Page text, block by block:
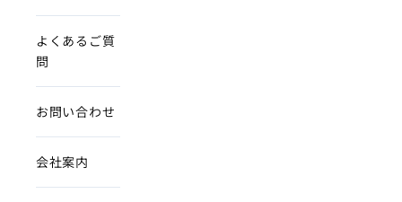
よくあるご質
問
お問い合わせ
会社案内